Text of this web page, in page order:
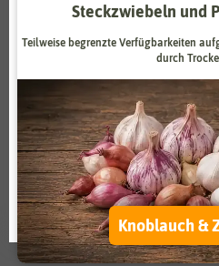
Vergrößern
BIO Eissalat Grazer
2,99 €
*
* inkl. 7% MwSt. zzgl.Versandkosten
Weitere Einstellungen
Alle
Alle
Auswahl
Steckzwiebeln und
Teilweise begrenzte Verfügbarkeiten
durch
Knoblauch &